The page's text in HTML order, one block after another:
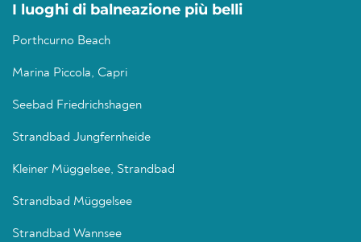
I luoghi di balneazione più belli
Porthcurno Beach
Marina Piccola, Capri
Seebad Friedrichshagen
Strandbad Jungfernheide
Kleiner Müggelsee, Strandbad
Strandbad Müggelsee
Strandbad Wannsee